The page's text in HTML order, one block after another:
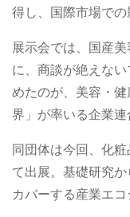
得し、国際市場での
展示会では、国産
に、商談が絶えな
めたのが、美容・
界」が率いる企業連
同団体は今回、化
て出展。基礎研究
カバーする産業エコ